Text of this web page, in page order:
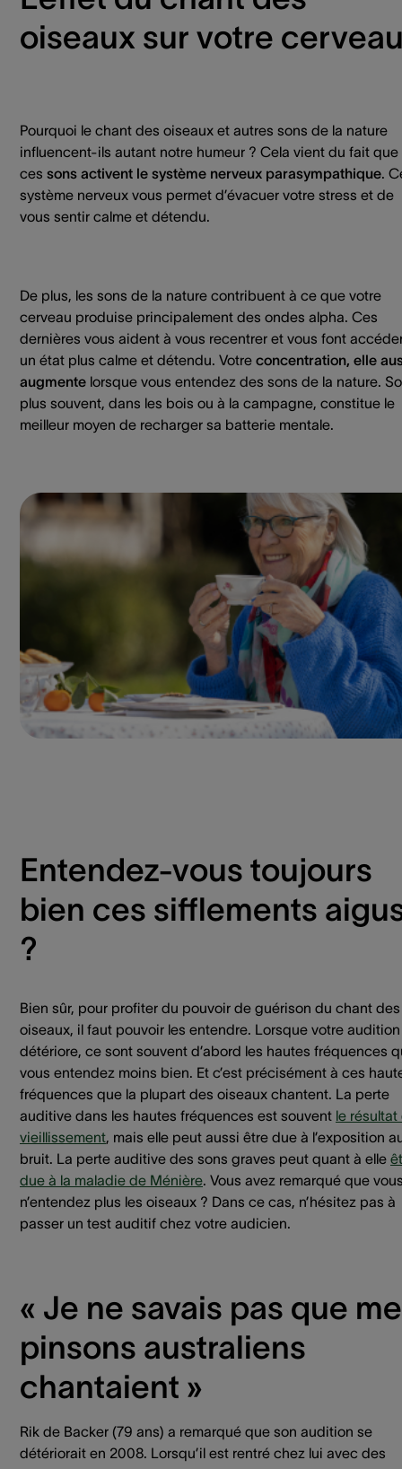
oiseaux sur votre
Pourquoi le chant des oiseaux et autres sons de la nature
influencent-ils autant notre humeur ? Cela vient du fait que
ces sons activent le système nerveux parasympathique.
système nerveux vous permet d’évacuer votre stress et de
vous sentir calme et détendu.
De plus, les sons de la nature contribuent à ce que votre
cerveau produise principalement des ondes alpha. Ces
dernières vous aident à vous recentrer et vous font
un état plus calme et détendu. Votre concentration, elle
augmente lorsque vous entendez des sons de la nature.
plus souvent, dans les bois ou à la campagne, constitue le
meilleur moyen de recharger sa batterie mentale.
Entendez-vous toujours
bien ces sifflements
?
Bien sûr, pour profiter du pouvoir de guérison du chant des
oiseaux, il faut pouvoir les entendre. Lorsque votre
détériore, ce sont souvent d’abord les hautes fréquences
vous entendez moins bien. Et c’est précisément à ces
fréquences que la plupart des oiseaux chantent. La perte
auditive dans les hautes fréquences est souvent le résultat
vieillissement, mais elle peut aussi être due à l’exposition
bruit. La perte auditive des sons graves peut quant à elle
due à la maladie de Ménière. Vous avez remarqué que
n’entendez plus les oiseaux ? Dans ce cas, n’hésitez pas à
passer un test auditif chez votre audicien.
« Je ne savais pas que
pinsons australiens
chantaient »
Rik de Backer (79 ans) a remarqué que son audition se
détériorait en 2008. Lorsqu’il est rentré chez lui avec des